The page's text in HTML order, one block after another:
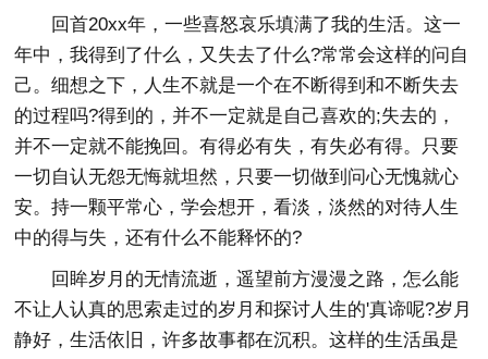
回首20xx年，一些喜怒哀乐填满了我的生活。这一
年中，我得到了什么，又失去了什么?常常会这样的问自
己。细想之下，人生不就是一个在不断得到和不断失去
的过程吗?得到的，并不一定就是自己喜欢的;失去的，
并不一定就不能挽回。有得必有失，有失必有得。只要
一切自认无怨无悔就坦然，只要一切做到问心无愧就心
安。持一颗平常心，学会想开，看淡，淡然的对待人生
中的得与失，还有什么不能释怀的?
回眸岁月的无情流逝，遥望前方漫漫之路，怎么能
不让人认真的思索走过的岁月和探讨人生的'真谛呢?岁月
静好，生活依旧，许多故事都在沉积。这样的生活虽是